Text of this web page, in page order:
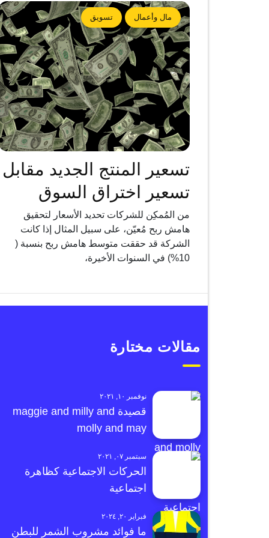
مال وأعمال تسويق
تسعير المنتج الجديد مقابل
تسعير اختراق السوق
من المُمكِن للشركات تحديد الأسعار لتحقيق
هامش ربح مُعيّن، على سبيل المثال إذا كانت
الشركة قد حققت متوسط هامش ربح بنسبة (
10%) في السنوات الأخيرة،
مقالات مختارة
نوفمبر ١٠, ٢٠٢١
قصيدة maggie and milly and
molly and may
سبتمبر ٠٧, ٢٠٢١
الحركات الاجتماعية كظاهرة
اجتماعية
فبراير ٢٠, ٢٠٢٤
ما فوائد مشروب الشمر للبطن